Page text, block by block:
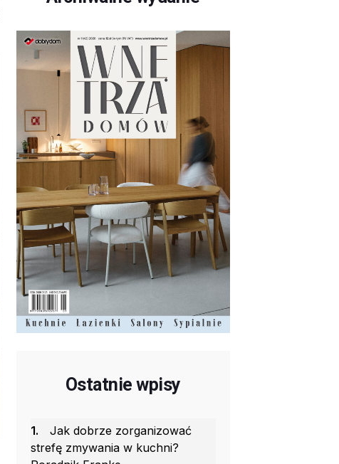
Ostatnie wpisy
1.
Jak dobrze zorganizować
strefę zmywania w kuchni?